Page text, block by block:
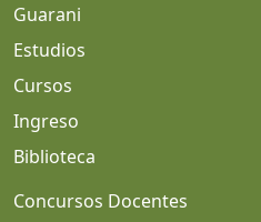
Guarani
Estudios
Cursos
Ingreso
Biblioteca
Concursos Docentes